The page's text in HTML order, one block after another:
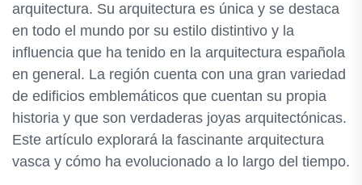
arquitectura. Su arquitectura es única y se destaca
en todo el mundo por su estilo distintivo y la
influencia que ha tenido en la arquitectura española
en general. La región cuenta con una gran variedad
de edificios emblemáticos que cuentan su propia
historia y que son verdaderas joyas arquitectónicas.
Este artículo explorará la fascinante arquitectura
vasca y cómo ha evolucionado a lo largo del tiempo.